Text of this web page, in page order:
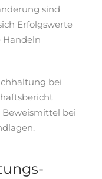
sind
Erfolgswerte
Handeln
bei
Beweismittel bei